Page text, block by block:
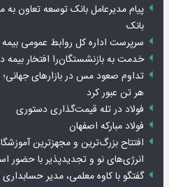
بانک
سرپرست اداره کل روابط عمومی
خدمت به بازنشستگان‌را افتخار
هر تن عبور کرد
فولاد در تله قیمت‌گذاری دستوری
فولاد مبارکه اصفهان
افتتاح بزرگ‌ترین و مجهزترین
انرژی‌های نو و تجدیدپذیر با حضور
گفتگو با کاوه معلمی، مدیر